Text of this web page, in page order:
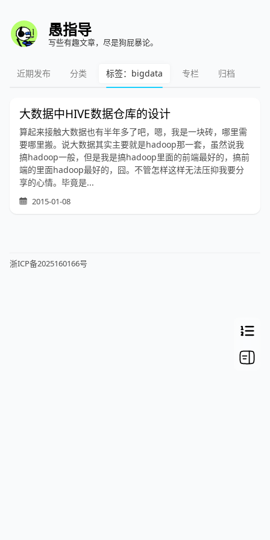
愚指导
写些有趣文章，尽是狗屁暴论。
近期发布 分类 标签：bigdata 专栏 归档
大数据中HIVE数据仓库的设计
算起来接触大数据也有半年多了吧，嗯，我是一块砖，哪里需
要哪里搬。说大数据其实主要就是hadoop那一套，虽然说我
搞hadoop一般，但是我是搞hadoop里面的前端最好的，搞前
端的里面hadoop最好的，囧。不管怎样这样无法压抑我要分
享的心情。毕竟是...
2015-01-08
浙ICP备2025160166号